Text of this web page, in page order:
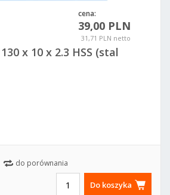
cena:
39,00 PLN
31,71 PLN netto
x 10 x 2.3 HSS (stal
do porównania
Do koszyka